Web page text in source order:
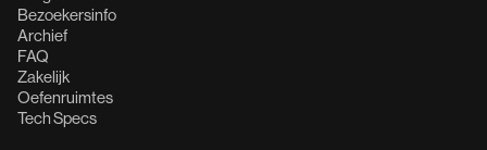
Bezoekersinfo
Archief
FAQ
Zakelijk
Oefenruimtes
Tech Specs